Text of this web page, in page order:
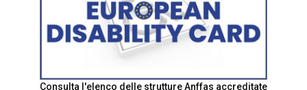
Consulta l'elenco delle strutture Anffas accreditate